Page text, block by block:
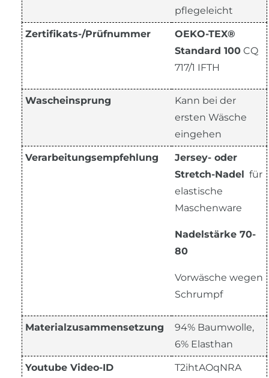
pflegeleicht
Zertifikats-/Prüfnummer
OEKO-TEX®
Standard 100 CQ
717/1 IFTH
Wascheinsprung
Kann bei der
ersten Wäsche
eingehen
Verarbeitungsempfehlung
Jersey- oder
Stretch-Nadel für
elastische
Maschenware
Nadelstärke 70-
80
Vorwäsche wegen
Schrumpf
Materialzusammensetzung
94% Baumwolle,
6% Elasthan
Youtube Video-ID T2ihtAOqNRA